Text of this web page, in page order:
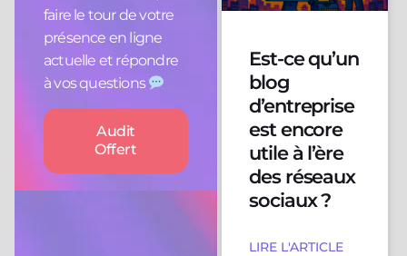
faire le tour de votre
présence en ligne
actuelle et répondre
à vos questions
Audit
Offert
Est-ce qu’un
blog
d’entreprise
est encore
utile à l’ère
des réseaux
sociaux ?
LIRE L'ARTICLE